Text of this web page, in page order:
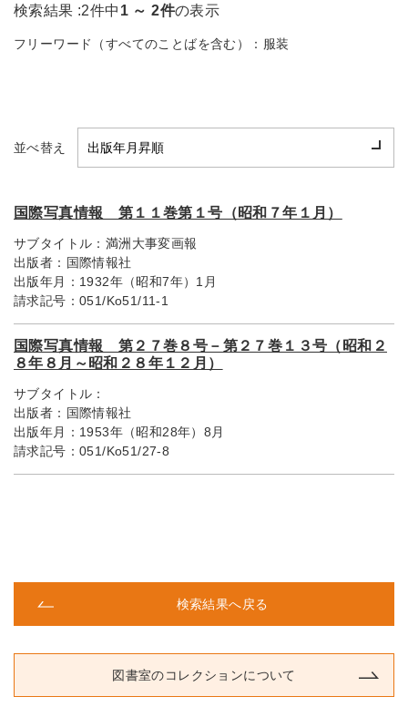
検索結果 :2件中 1 ～ 2件の表示
フリーワード（すべてのことばを含む）： 服装
並べ替え
国際写真情報 第１１巻第１号（昭和７年１月）
サブタイトル： 満洲大事変画報
出版者： 国際情報社
出版年月： 1932年（昭和7年）1月
請求記号： 051/Ko51/11-1
国際写真情報 第２７巻８号－第２７巻１３号（昭和２
８年８月～昭和２８年１２月）
サブタイトル：
出版者： 国際情報社
出版年月： 1953年（昭和28年）8月
請求記号： 051/Ko51/27-8
検索結果へ戻る
図書室のコレクションについて